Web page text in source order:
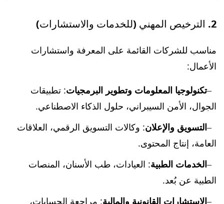
2. الترخيص المهني (للخدمات والاستشارات)
مناسب للشركات القائمة على المعرفة واستشارات
الأعمال:
تكنولوجيا المعلومات وتطوير البرمجيات: تطبيقات
الجوال، الأمن السيبراني، حلول الذكاء الاصطناعي.
التسويق والإعلان: وكالات التسويق الرقمي، العلاقات
العامة، إنتاج المحتوى.
الخدمات الطبية: العيادات، طب الأسنان، المنصات
الطبية عن بُعد.
الاستشارات القانونية والمالية: مراجعة الحسابات،